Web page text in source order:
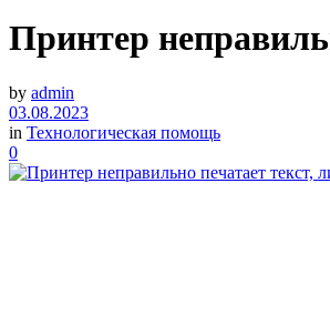
Принтер
by admin
03.08.2023
in Технологическая помощь
0